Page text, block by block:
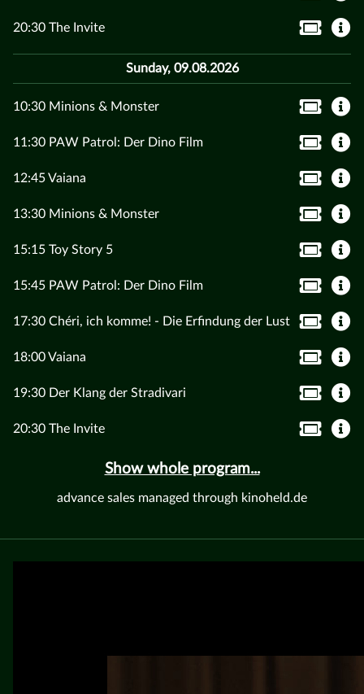
20:30 The Invite
Sunday, 09.08.2026
10:30 Minions & Monster
11:30 PAW Patrol: Der Dino Film
12:45 Vaiana
13:30 Minions & Monster
15:15 Toy Story 5
15:45 PAW Patrol: Der Dino Film
17:30 Chéri, ich komme! - Die Erfindung der Lust
18:00 Vaiana
19:30 Der Klang der Stradivari
20:30 The Invite
Show whole program...
advance sales managed through kinoheld.de